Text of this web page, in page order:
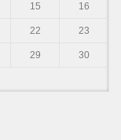
15 16
22 23
29 30